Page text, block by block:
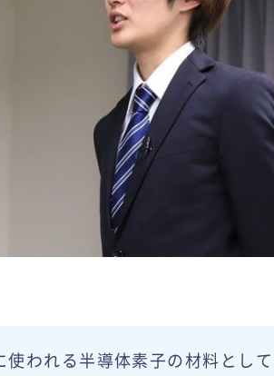
使われる半導体素子の材料とし